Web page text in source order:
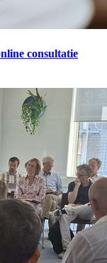
consultatie